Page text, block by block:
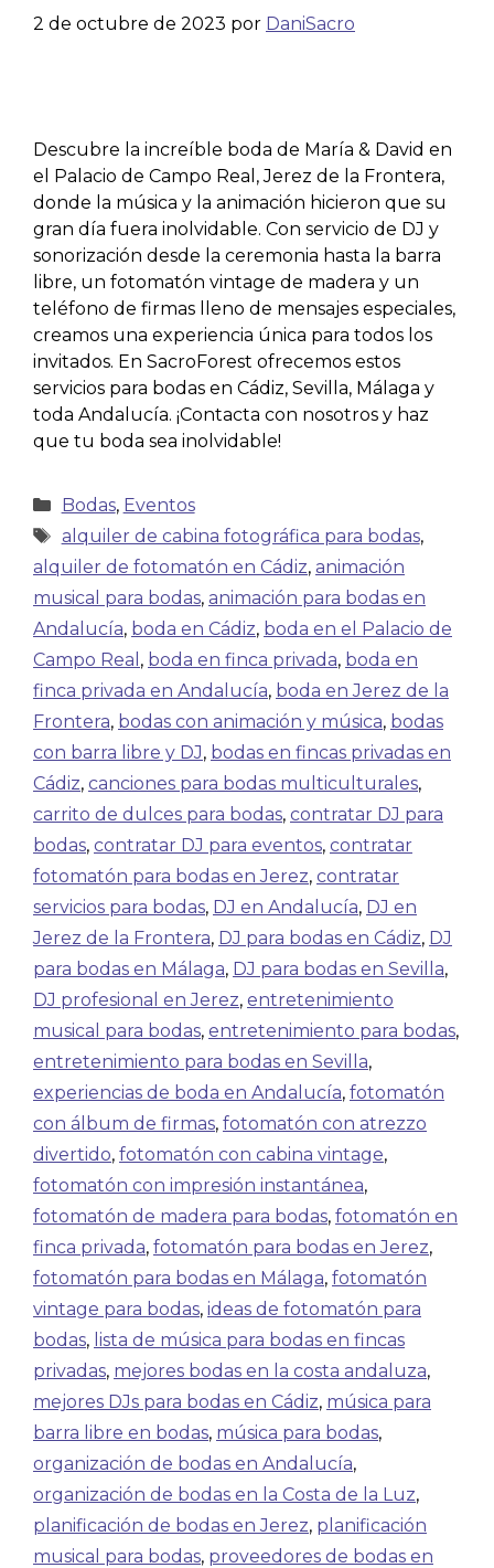
2 de octubre de 2023 por DaniSacro
Descubre la increíble boda de María & David en
el Palacio de Campo Real, Jerez de la Frontera,
donde la música y la animación hicieron que su
gran día fuera inolvidable. Con servicio de DJ y
sonorización desde la ceremonia hasta la barra
libre, un fotomatón vintage de madera y un
teléfono de firmas lleno de mensajes especiales,
creamos una experiencia única para todos los
invitados. En SacroForest ofrecemos estos
servicios para bodas en Cádiz, Sevilla, Málaga y
toda Andalucía. ¡Contacta con nosotros y haz
que tu boda sea inolvidable!
Bodas, Eventos
alquiler de cabina fotográfica para bodas,
alquiler de fotomatón en Cádiz, animación
musical para bodas, animación para bodas en
Andalucía, boda en Cádiz, boda en el Palacio de
Campo Real , boda en finca privada, boda en
finca privada en Andalucía, boda en Jerez de la
Frontera, bodas con animación y música, bodas
con barra libre y DJ, bodas en fincas privadas en
Cádiz, canciones para bodas multiculturales,
carrito de dulces para bodas, contratar DJ para
bodas, contratar DJ para eventos, contratar
fotomatón para bodas en Jerez, contratar
servicios para bodas, DJ en Andalucía, DJ en
Jerez de la Frontera, DJ para bodas en Cádiz, DJ
para bodas en Málaga, DJ para bodas en Sevilla,
DJ profesional en Jerez, entretenimiento
musical para bodas, entretenimiento para bodas,
entretenimiento para bodas en Sevilla,
experiencias de boda en Andalucía, fotomatón
con álbum de firmas, fotomatón con atrezzo
divertido, fotomatón con cabina vintage,
fotomatón con impresión instantánea,
fotomatón de madera para bodas, fotomatón en
finca privada, fotomatón para bodas en Jerez,
fotomatón para bodas en Málaga, fotomatón
vintage para bodas, ideas de fotomatón para
bodas, lista de música para bodas en fincas
privadas, mejores bodas en la costa andaluza,
mejores DJs para bodas en Cádiz, música para
barra libre en bodas, música para bodas,
organización de bodas en Andalucía,
organización de bodas en la Costa de la Luz,
planificación de bodas en Jerez, planificación
musical para bodas, proveedores de bodas en